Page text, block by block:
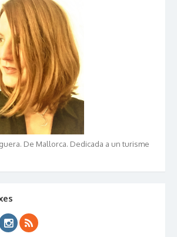
De Mallorca. Dedicada a un turisme